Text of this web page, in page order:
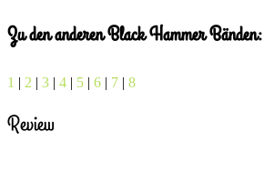
Zu den anderen Black Hammer Bänden:
1 | 2 | 3 | 4 | 5 | 6 | 7 | 8
Review